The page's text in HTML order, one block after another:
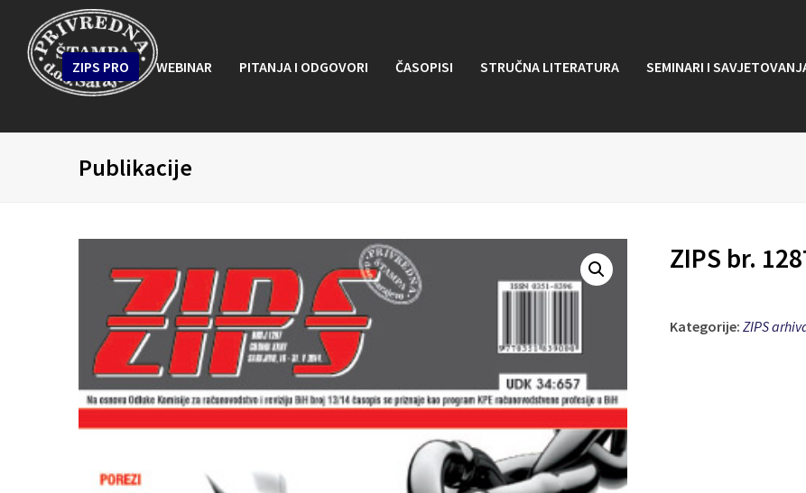
ZIPS PRO WEBINAR PITANJA I ODGOVORI ČASOPISI STRUČNA LITERATURA SEMINARI I
Publikacije
ZIPS br.
Kategorije:ZIPS